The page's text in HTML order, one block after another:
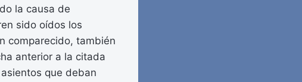
la causa de
sido oídos los
comparecido, también
anterior a la citada
que deban